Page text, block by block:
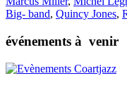
Big- band, Quincy Jones,
événements à venir